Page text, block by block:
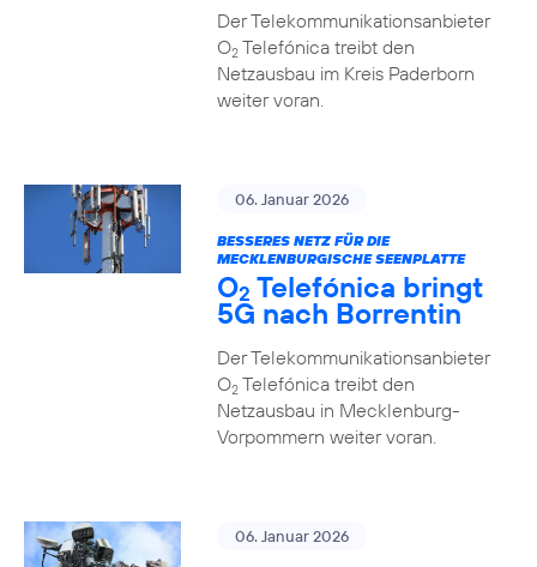
Der Telekommunikationsanbieter
O2Telefónica treibt den
Netzausbau im Kreis Paderborn
weiter voran.
06. Januar 2026
BESSERES NETZ FÜR DIE
MECKLENBURGISCHE SEENPLATTE
O2 Telefónica bringt
5G nach Borrentin
Der Telekommunikationsanbieter
O2Telefónica treibt den
Netzausbau in Mecklenburg-
Vorpommern weiter voran.
06. Januar 2026